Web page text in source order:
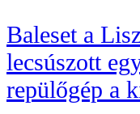
Baleset a
lecsúszott
repülőgép a